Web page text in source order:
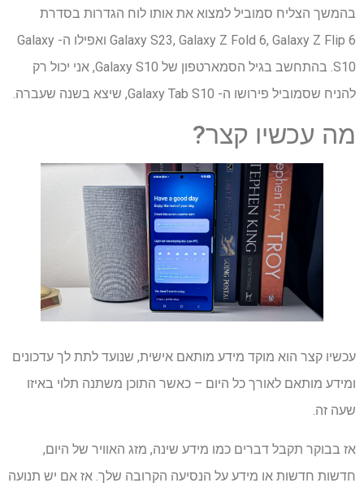
בהמשך הצליח סמוביל למצוא את אותו לוח הגדרות בסדרת
Galaxy S23, Galaxy Z Fold 6, Galaxy Z Flip 6 ואפילו ה- Galaxy
S10. בהתחשב בגיל הסמארטפון של Galaxy S10, אני יכול רק
להניח שסמוביל פירושו ה- Galaxy Tab S10, שיצא בשנה שעברה.
מה עכשיו קצר?
עכשיו קצר הוא מוקד מידע מותאם אישית, שנועד לתת לך עדכונים
ומידע מותאם לאורך כל היום – כאשר התוכן משתנה תלוי באיזו
שעה זה.
אז בבוקר תקבל דברים כמו מידע שינה, מזג האוויר של היום,
חדשות חדשות או מידע על הנסיעה הקרובה שלך. אז אם יש תנועה